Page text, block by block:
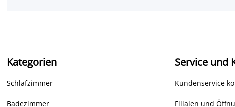
Kategorien
Schlafzimmer
Badezimmer
Service und
Kundenservice
Filialen und